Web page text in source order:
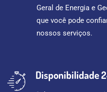
Geral de Energia e
que você pode
nossos serviços.
Disponibilidade